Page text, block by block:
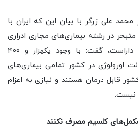
محمد علی زرگر با بیان این که ایران با
در رشته بیماری‌های مجاری ادراری
در منطقه رتبه برتر را داراست، گفت: با وجود یکهزار و ۴۰۰
و ۲۰۰ رزیدنت اورولوژی در کشور تمامی بیماری‌های
قابل درمان هستند و نیازی به اعزام
نیست.
کلسیم مصرف نکنند